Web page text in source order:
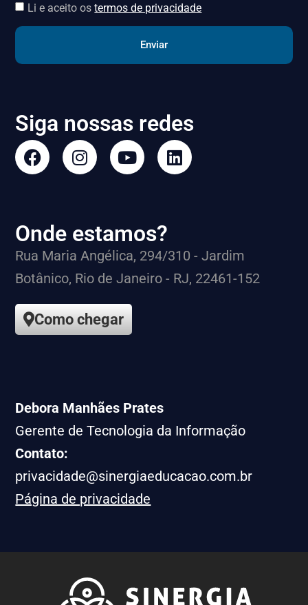
Li e aceito ostermos de privacidade
Enviar
Siga nossas redes
Onde estamos?
Rua Maria Angélica, 294/310 - Jardim
Botânico, Rio de Janeiro - RJ, 22461-152
Como chegar
Debora Manhães Prates
Gerente de Tecnologia da Informação
Contato:
privacidade@sinergiaeducacao.com.br
Página de privacidade